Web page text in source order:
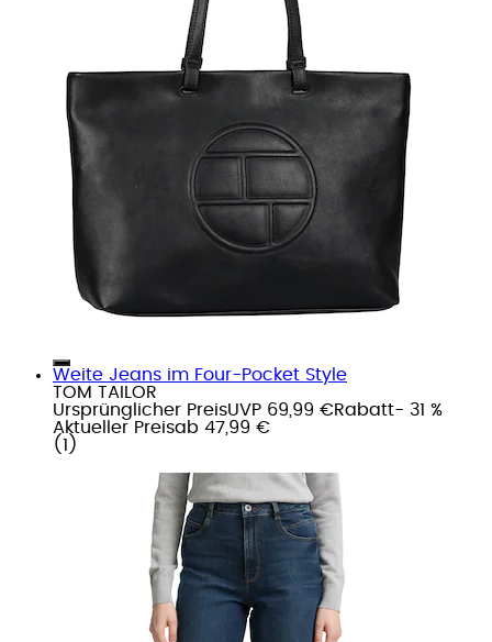
Weite Jeans im Four-Pocket Style
TOM TAILOR
Ursprünglicher PreisUVP 69,99 €Rabatt- 31 %
Aktueller Preisab 47,99 €
( 1 )